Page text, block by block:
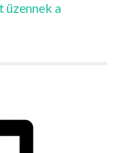
üzennek a